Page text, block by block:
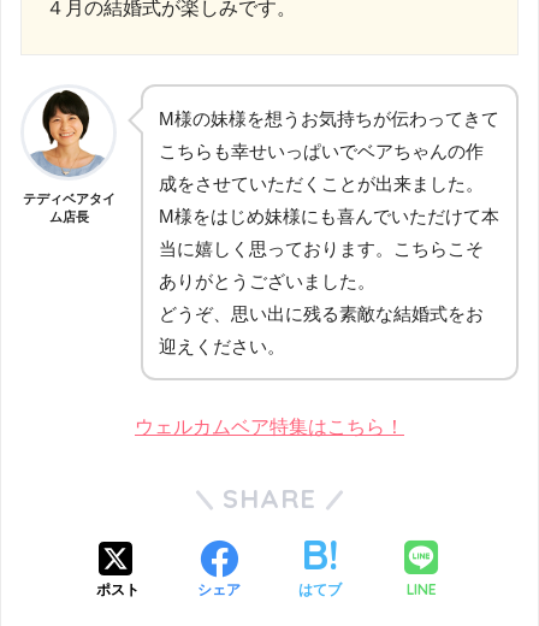
４月の結婚式が楽しみです。
テディベアタイ
ム店長
M様の妹様を想うお気持ちが伝わってきて
こちらも幸せいっぱいでベアちゃんの作
成をさせていただくことが出来ました。
M様をはじめ妹様にも喜んでいただけて本
当に嬉しく思っております。こちらこそ
ありがとうございました。
どうぞ、思い出に残る素敵な結婚式をお
迎えください。
ウェルカムベア特集はこちら！
SHARE
ポスト シェア はてブ LINE